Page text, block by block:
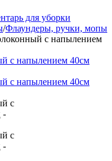
для уборки
/Флаундеры, ручки, мопы
с напылением